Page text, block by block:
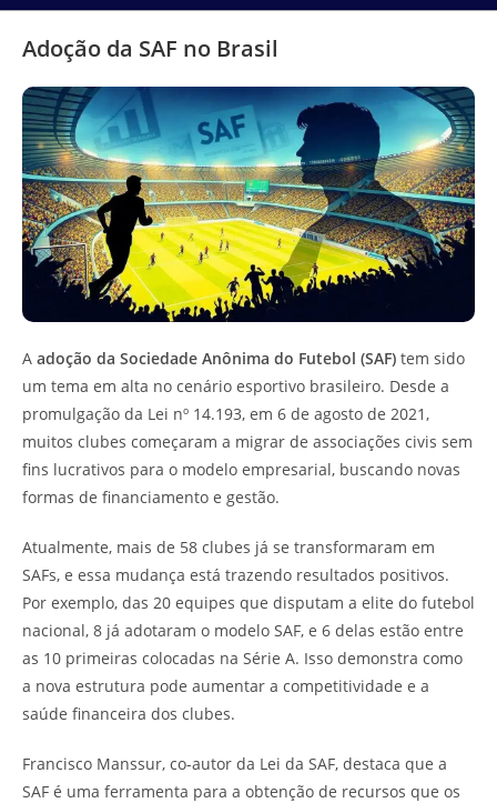
Adoção da SAF no Brasil
A adoção da Sociedade Anônima do Futebol (SAF) tem sido
um tema em alta no cenário esportivo brasileiro. Desde a
promulgação da Lei nº 14.193, em 6 de agosto de 2021,
muitos clubes começaram a migrar de associações civis sem
fins lucrativos para o modelo empresarial, buscando novas
formas de financiamento e gestão.
Atualmente, mais de 58 clubes já se transformaram em
SAFs, e essa mudança está trazendo resultados positivos.
Por exemplo, das 20 equipes que disputam a elite do futebol
nacional, 8 já adotaram o modelo SAF, e 6 delas estão entre
as 10 primeiras colocadas na Série A. Isso demonstra como
a nova estrutura pode aumentar a competitividade e a
saúde financeira dos clubes.
Francisco Manssur, co-autor da Lei da SAF, destaca que a
SAF é uma ferramenta para a obtenção de recursos que os